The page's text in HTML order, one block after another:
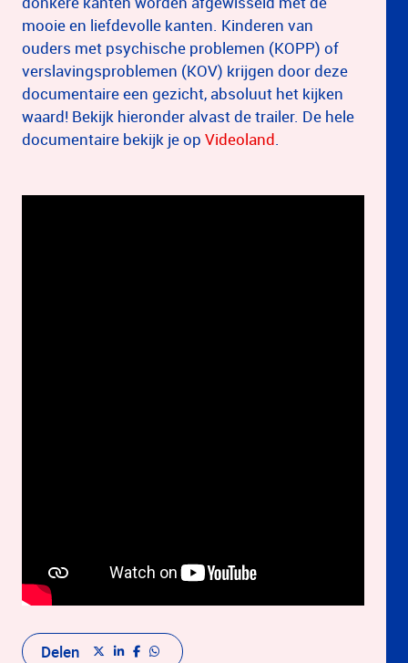
mooie en liefdevolle kanten. Kinderen van
ouders met psychische problemen (KOPP) of
verslavingsproblemen (KOV) krijgen door deze
documentaire een gezicht, absoluut het kijken
waard! Bekijk hieronder alvast de trailer. De hele
documentaire bekijk je op Videoland.
Delen